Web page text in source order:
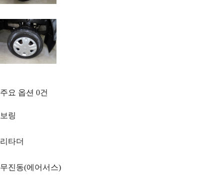
주요 옵션 0건
보링
리타더
무진동(에어서스)